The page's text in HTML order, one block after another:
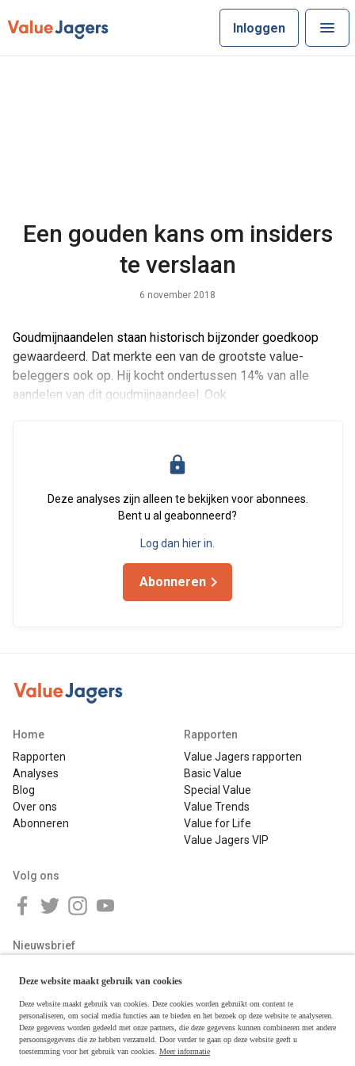
Inloggen
Een gouden kans om insiders
te verslaan
6 november 2018
Goudmijnaandelen staan historisch bijzonder goedkoop
gewaardeerd. Dat merkte een van de grootste value-
beleggers ook op. Hij kocht ondertussen 14% van alle
aandelen van dit goudmijnaandeel. Ook
Deze analyses zijn alleen te bekijken voor abonnees.
Bent u al geabonneerd?
Log dan hier in.
Abonneren
Home
Rapporten
Analyses
Blog
Over ons
Abonneren
Rapporten
Value Jagers rapporten
Basic Value
Special Value
Value Trends
Value for Life
Value Jagers VIP
Volg ons
Nieuwsbrief
Deze website maakt gebruik van cookies
Deze website maakt gebruik van cookies. Deze cookies worden gebruikt om content te
personaliseren, om social media functies aan te bieden en het bezoek op deze website te analyseren.
Deze gegevens worden gedeeld met onze partners, die deze gegevens kunnen combineren met andere
persoonsgegevens die ze hebben verzameld. Door verder te gaan op deze website geeft u
toestemming voor het gebruik van cookies. Meer informatie